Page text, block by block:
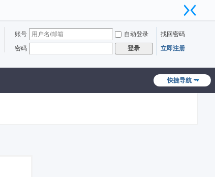
账号 自动登录
找回密码
密码
登录 立即注册
快捷导航